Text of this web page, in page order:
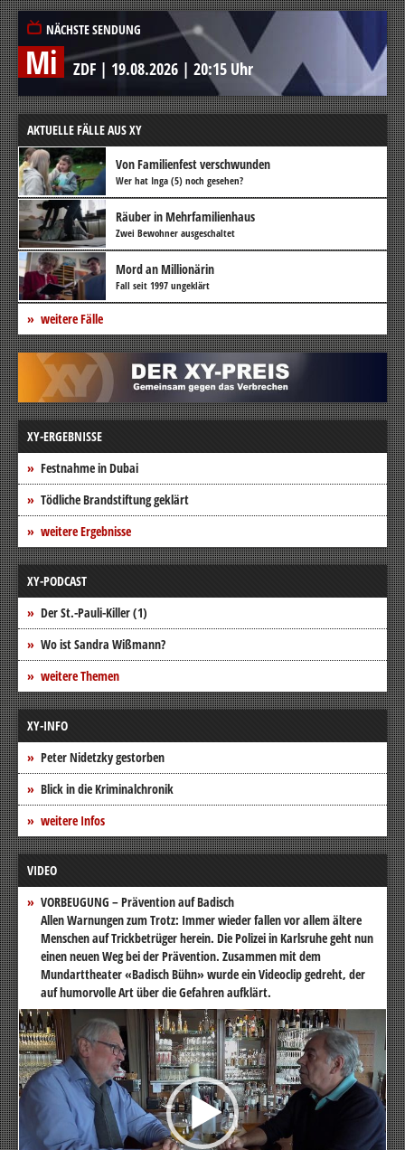
NÄCHSTE SENDUNG
Mi ZDF | 19.08.2026 | 20:15 Uhr
AKTUELLE FÄLLE AUS XY
Von Familienfest verschwunden
Wer hat Inga (5) noch gesehen?
Räuber in Mehrfamilienhaus
Zwei Bewohner ausgeschaltet
Mord an Millionärin
Fall seit 1997 ungeklärt
weitere Fälle
XY-ERGEBNISSE
Festnahme in Dubai
Tödliche Brandstiftung geklärt
weitere Ergebnisse
XY-PODCAST
Der St.-Pauli-Killer (1)
Wo ist Sandra Wißmann?
weitere Themen
XY-INFO
Peter Nidetzky gestorben
Blick in die Kriminalchronik
weitere Infos
VIDEO
VORBEUGUNG – Prävention auf Badisch
Allen Warnungen zum Trotz: Immer wieder fallen vor allem ältere
Menschen auf Trickbetrüger herein. Die Polizei in Karlsruhe geht nun
einen neuen Weg bei der Prävention. Zusammen mit dem
Mundarttheater «Badisch Bühn» wurde ein Videoclip gedreht, der
auf humorvolle Art über die Gefahren aufklärt.
Video-
Player